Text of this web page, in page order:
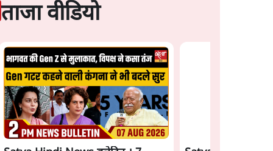
Satya Hindi News
ताजा वीडियो